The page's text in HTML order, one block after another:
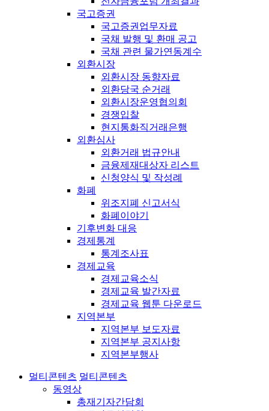
국고증권
국고증권업무자료
국채 발행 및 환매 공고
국채 관련 물가연동계수
외환시장
외환시장 동향자료
외환당국 순거래
외환시장운영협의회
경쟁입찰
현지통화직거래은행
외환심사
외환거래 법규안내
금융제재대상자 리스트
신청양식 및 작성례
화폐
위조지폐 신고서식
화폐이야기
기후변화 대응
경제통계
통계조사표
경제교육
경제교육소식
경제교육 발간자료
경제교육 웹툰 다운로드
지역본부
지역본부 보도자료
지역본부 공지사항
지역본부행사
멀티콘텐츠 멀티콘텐츠
동영상
총재기자간담회